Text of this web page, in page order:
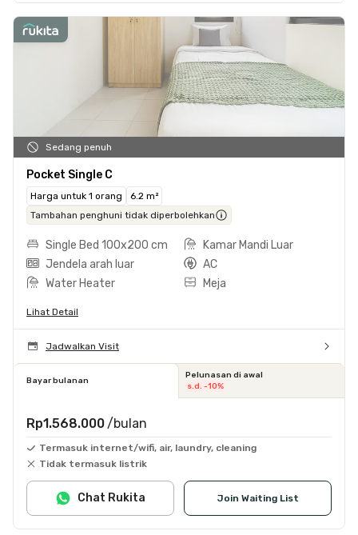
Sedang penuh
Pocket Single C
Harga untuk 1 orang
6.2 m²
Tambahan penghuni tidak diperbolehkan
Single Bed 100x200 cm
Kamar Mandi Luar
Jendela arah luar
AC
Water Heater
Meja
Lihat Detail
Jadwalkan Visit
Bayar bulanan
Pelunasan di awal
s.d. -10%
Rp1.568.000 /bulan
Termasuk internet/wifi, air, laundry, cleaning
Tidak termasuk listrik
Join Waiting List
Chat Rukita